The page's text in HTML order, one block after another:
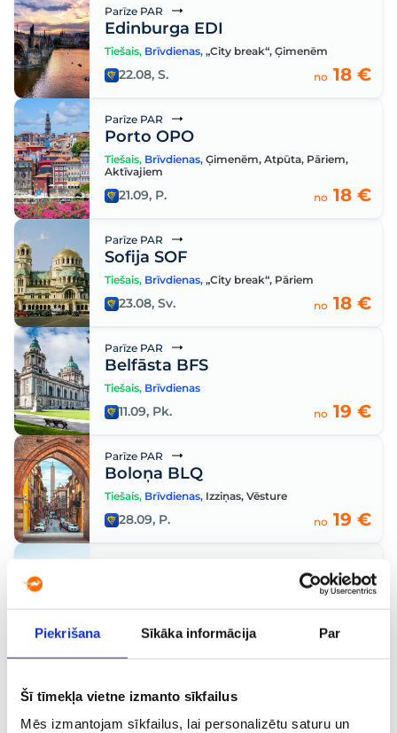
Piekrišana Sīkāka informācija Par
Šī tīmekļa vietne izmanto sīkfailus
Mēs izmantojam sīkfailus, lai personalizētu saturu un
Parīze PAR
Edinburga EDI
Tiešais, Brīvdienas, „City break“, Ģimenēm
22.08, S. no 18 €
Parīze PAR
Porto OPO
Tiešais, Brīvdienas, Ģimenēm, Atpūta, Pāriem,
Aktīvajiem
21.09, P. no 18 €
Parīze PAR
Sofija SOF
Tiešais, Brīvdienas, „City break“, Pāriem
23.08, Sv. no 18 €
Parīze PAR
Belfāsta BFS
Tiešais, Brīvdienas
11.09, Pk. no 19 €
Parīze PAR
Boloņa BLQ
Tiešais, Brīvdienas, Izziņas, Vēsture
28.09, P. no 19 €
29.09, O. no19 €
Palermo PMO